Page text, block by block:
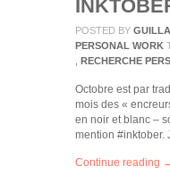
POSTED BY
PERSONAL WORK
RECHERCHE
Octobre est par
mois des «
en noir et blanc –
mention #inktober.
Continue reading